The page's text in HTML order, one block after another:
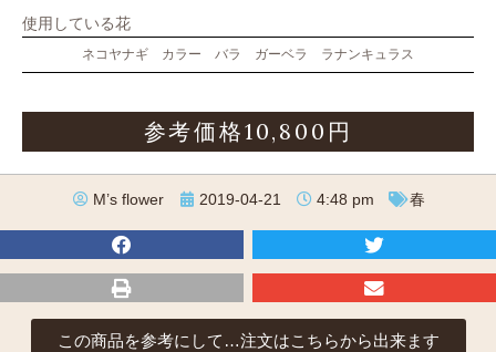
使用している花
ネコヤナギ カラー バラ ガーベラ ラナンキュラス
参考価格10,800円
この商品を参考にして…注文はこちらから出来ます
M’s flower 2019-04-21 4:48 pm 春